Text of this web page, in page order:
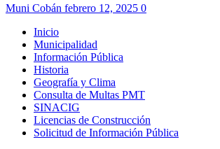
Muni Cobán febrero 12, 2025 0
Inicio
Municipalidad
Información Pública
Historia
Geografía y Clima
Consulta de Multas PMT
SINACIG
Licencias de Construcción
Solicitud de Información Pública